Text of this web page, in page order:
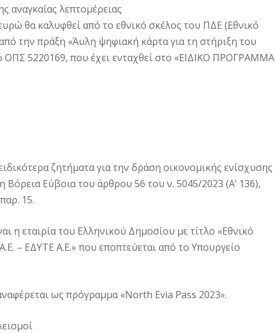
αναγκαίας λεπτομέρειας
θα καλυφθεί από το εθνικό σκέλος του ΠΔΕ (Εθνικό
την πράξη «Άυλη ψηφιακή κάρτα για τη στήριξη του
5220169, που έχει ενταχθεί στο «ΕΙΔΙΚΟ ΠΡΟΓΡΑΜΜΑ
ζητήματα για την δράση οικονομικής ενίσχυσης
Εύβοια του άρθρου 56 του ν. 5045/2023 (Α’ 136),
15.
η εταιρία του Ελληνικού Δημοσίου με τίτλο «Εθνικό
– ΕΔΥΤΕ Α.Ε.» που εποπτεύεται από το Υπουργείο
ως πρόγραμμα «North Evia Pass 2023».